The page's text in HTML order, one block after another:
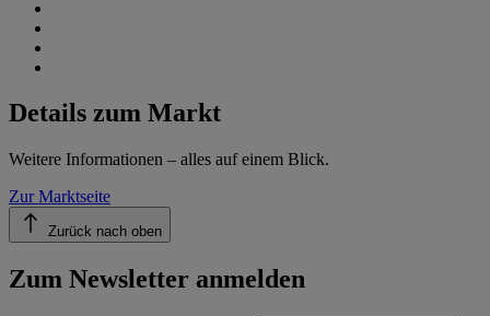
Details zum Markt
Weitere Informationen – alles auf einem Blick.
Zur Marktseite
Zurück nach oben
Zum Newsletter anmelden